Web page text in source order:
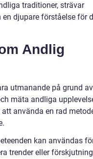
traditioner, strävar
djupare förståelse för
Andlig
utmanande på grund
mäta andliga
använda en rad
kan användas
trender eller